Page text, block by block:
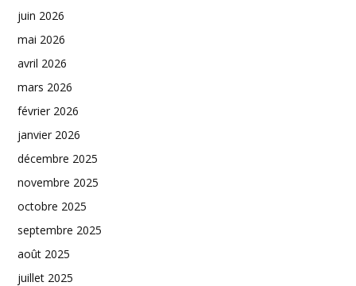
juin 2026
mai 2026
avril 2026
mars 2026
février 2026
janvier 2026
décembre 2025
novembre 2025
octobre 2025
septembre 2025
août 2025
juillet 2025